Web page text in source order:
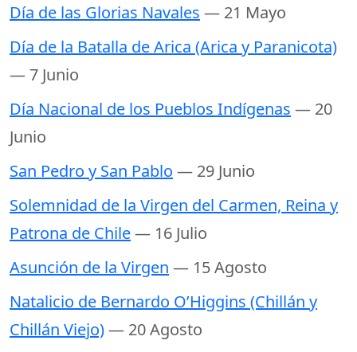
Día de las Glorias Navales — 21 Mayo
Día de la Batalla de Arica (Arica y Paranicota)
— 7 Junio
Día Nacional de los Pueblos Indígenas — 20
Junio
San Pedro y San Pablo — 29 Junio
Solemnidad de la Virgen del Carmen, Reina y
Patrona de Chile— 16 Julio
Asunción de la Virgen — 15 Agosto
Natalicio de Bernardo O’Higgins (Chillán y
Chillán Viejo)— 20 Agosto